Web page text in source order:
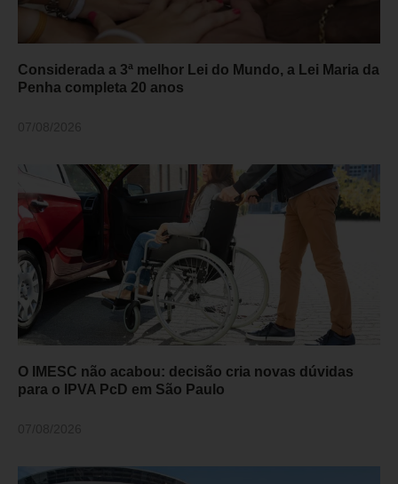
Considerada a 3ª melhor Lei do Mundo, a Lei Maria da
Penha completa 20 anos
O IMESC não acabou: decisão cria novas dúvidas
para o IPVA PcD em São Paulo